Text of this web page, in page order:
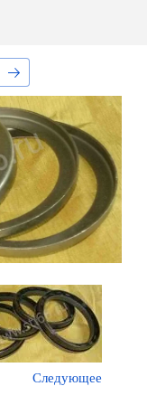
Следующее